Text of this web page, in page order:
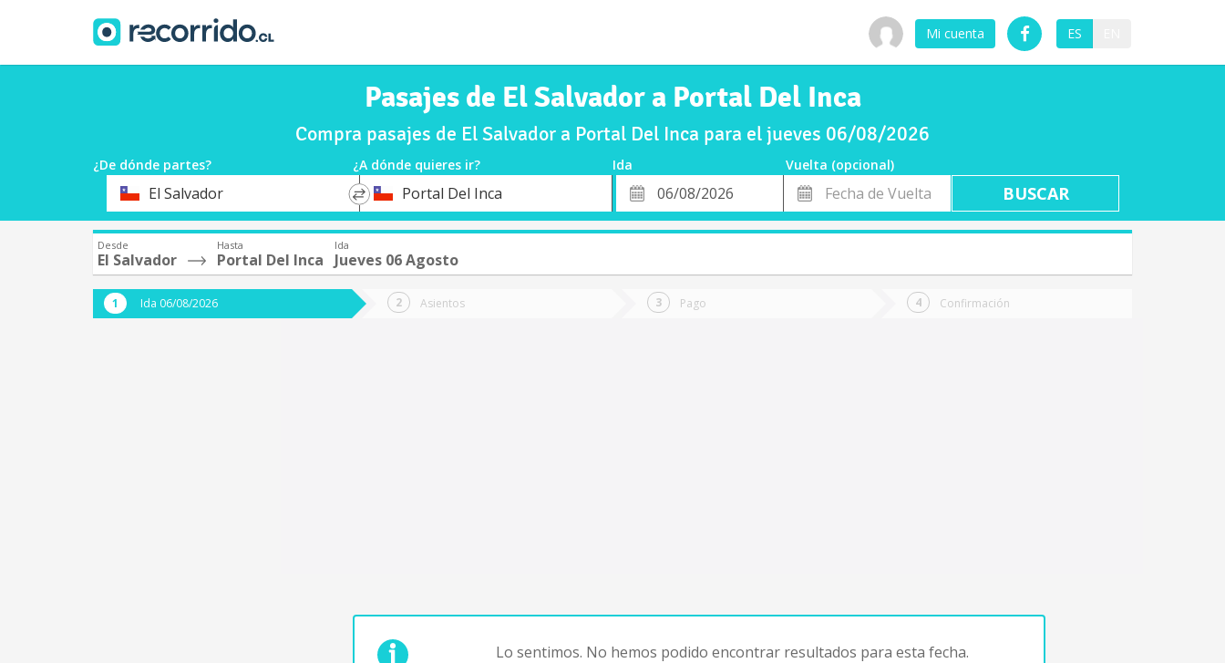
Mi cuenta ES
Pasajes de El Salvador a Portal Del Inca
Compra pasajes de El Salvador a Portal Del Inca para el jueves 06/08/2026
¿De dónde partes? ¿A dónde quieres ir? Ida
Vuelta (opcional)
OrigenEl Salvador
*
DestinoPortal Del Inca
Fecha
de
Fecha
de
Vuelta
Desde
El Salvador
Hasta
Portal Del Inca
Ida
Jueves 06 Agosto
Ida 06/08/2026 Asientos Pago Confirmación
Lo sentimos. No hemos podido encontrar resultados para esta fecha.